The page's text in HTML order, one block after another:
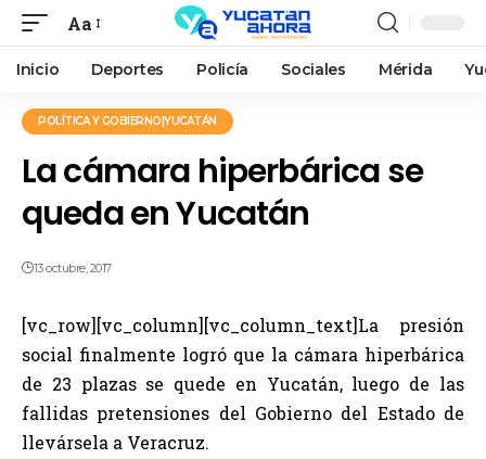
Aa
Inicio Deportes Policía Sociales Mérida
POLÍTICA Y GOBIERNO|YUCATÁN
La cámara hiperbárica se
queda en Yucatán
13 octubre, 2017
[vc_row][vc_column][vc_column_text]La presión
social finalmente logró que la cámara hiperbárica
de 23 plazas se quede en Yucatán, luego de las
fallidas pretensiones del Gobierno del Estado de
llevársela a Veracruz.